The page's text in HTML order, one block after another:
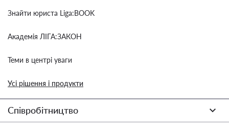
Знайти юриста Liga:BOOK
Академія ЛІГА:ЗАКОН
Теми в центрі уваги
Усі рішення і продукти
Співробітництво